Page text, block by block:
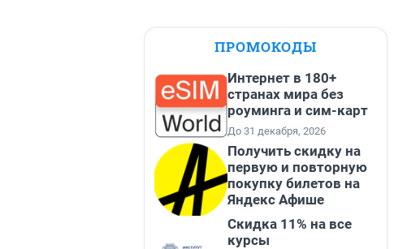
ПРОМОКОДЫ
Интернет в 180+
странах мира без
роуминга и сим-карт
До 31 декабря, 2026
Получить скидку на
первую и повторную
покупку билетов на
Яндекс Афише
Скидка 11% на все
курсы